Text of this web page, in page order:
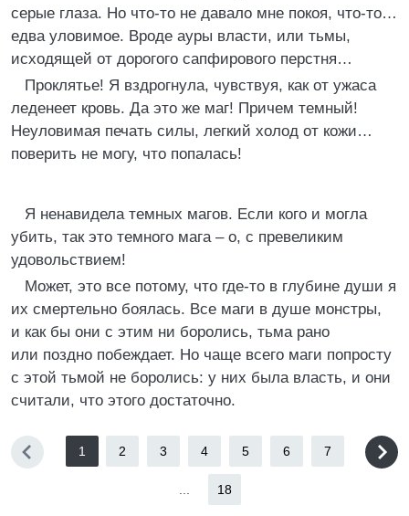
серые глаза. Но что-то не давало мне покоя, что-то…
едва уловимое. Вроде ауры власти, или тьмы,
исходящей от дорогого сапфирового перстня…
Проклятье! Я вздрогнула, чувствуя, как от ужаса
леденеет кровь. Да это же маг! Причем темный!
Неуловимая печать силы, легкий холод от кожи…
поверить не могу, что попалась!
Я ненавидела темных магов. Если кого и могла
убить, так это темного мага – о, с превеликим
удовольствием!
Может, это все потому, что где-то в глубине души я
их смертельно боялась. Все маги в душе монстры,
и как бы они с этим ни боролись, тьма рано
или поздно побеждает. Но чаще всего маги попросту
с этой тьмой не боролись: у них была власть, и они
считали, что этого достаточно.
1 2 3 4 5 6 7
18